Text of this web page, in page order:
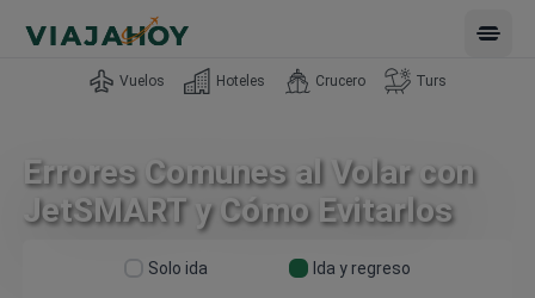
Open
Vuelos Hoteles Crucero Turs
Errores Comunes al Volar con
JetSMART y Cómo Evitarlos
Solo ida Ida y regreso